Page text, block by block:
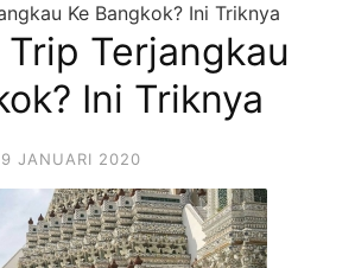
Ke Bangkok? Ini Triknya
Terjangkau
Ini Triknya
JANUARI 2020